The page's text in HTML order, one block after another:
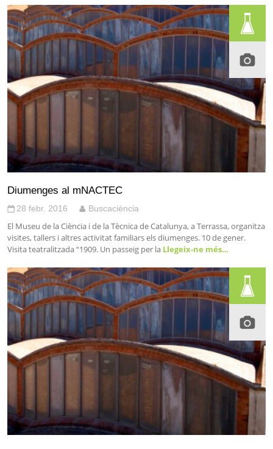
Diumenges al mNACTEC
28 febr. 2016 Buscaciència
El Museu de la Ciència i de la Tècnica de Catalunya, a Terrassa, organitza
visites, tallers i altres activitat familiars els diumenges. 10 de gener.
Visita teatralitzada “1909. Un passeig per la Llegeix-ne més…